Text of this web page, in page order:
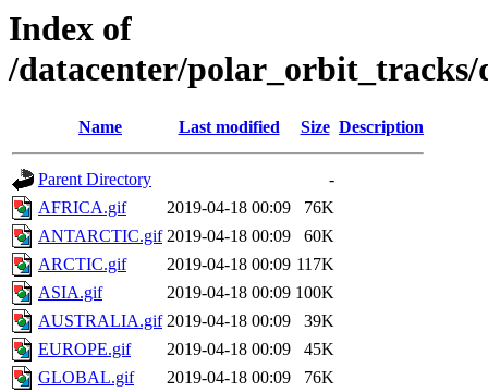
Index of
/datacenter/polar_orbit_tracks/
Name Last modified Size Description
Parent Directory
-
AFRICA.gif
2019-04-18 00:09
76K
ANTARCTIC.gif 2019-04-18 00:09
60K
ARCTIC.gif
2019-04-18 00:09 117K
ASIA.gif
2019-04-18 00:09 100K
AUSTRALIA.gif 2019-04-18 00:09
39K
EUROPE.gif
2019-04-18 00:09
45K
GLOBAL.gif
2019-04-18 00:09
76K